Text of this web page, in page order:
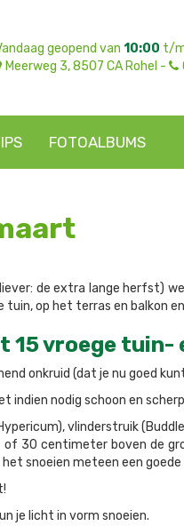
geopend van 10:00 t/
Meerweg 3, 8507 CA Rohel -
FOTOALBUMS
de extra lange herfst)
tuin, op het terras en balkon
15 vroege tuin-
onkruid (dat je nu goed
indien nodig schoon en
vlinderstruik
30 centimeter boven de
snoeien meteen een
je licht in vorm snoeien.